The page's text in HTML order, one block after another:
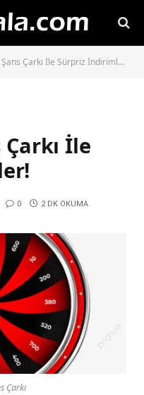
Çarkı İle Sürpriz İndirimler!
İle
0 2 DK OKUMA
Çarkı